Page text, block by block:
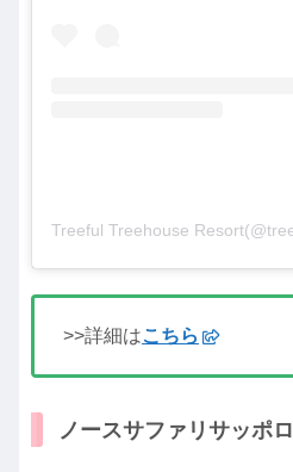
>>詳細はこちら
ノースサファリサッポロ